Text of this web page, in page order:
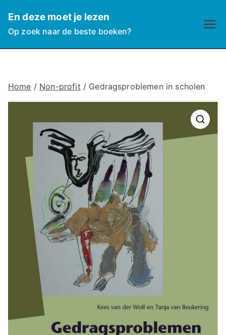
naar
de
inhoud
En deze moet je lezen
Op zoek naar de beste boeken?
Home / Non-profit / Gedragsproblemen in scholen